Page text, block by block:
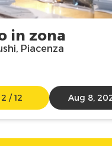
in zona
Piacenza
2 /12 Aug 8,